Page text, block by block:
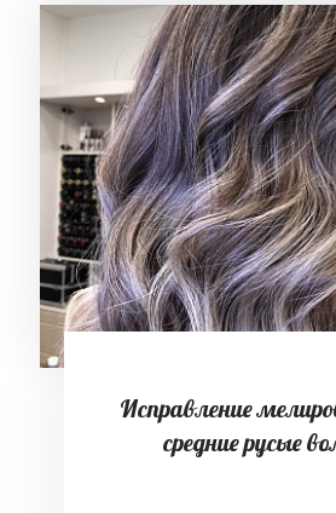
Исправление
средние русые